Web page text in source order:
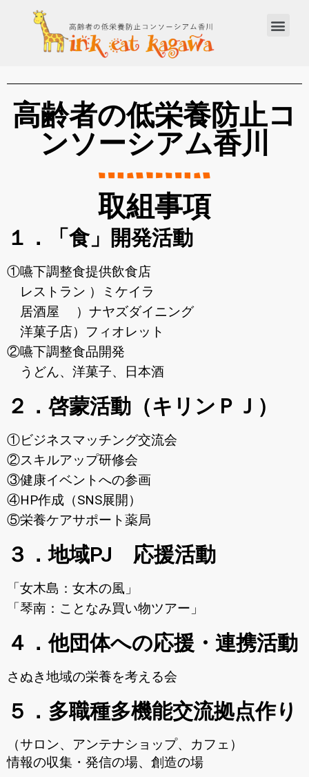
高齢者の低栄養防止コ
ンソーシアム香川
取組事項
１．「食」開発活動
①嚥下調整食提供飲食店
レストラン ）ミケイラ
居酒屋 ）ナヤズダイニング
洋菓子店）フィオレット
②嚥下調整食品開発
うどん、洋菓子、日本酒
２．啓蒙活動（キリンＰＪ）
①ビジネスマッチング交流会
②スキルアップ研修会
③健康イベントへの参画
④HP作成（SNS展開）
⑤栄養ケアサポート薬局
３．地域PJ 応援活動
「女木島：女木の風」
「琴南：ことなみ買い物ツアー」
４．他団体への応援・連携活動
さぬき地域の栄養を考える会
５．多職種多機能交流拠点作り
（サロン、アンテナショップ、カフェ）
情報の収集・発信の場、創造の場